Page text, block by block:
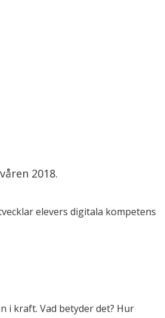
2018.
elevers digitala kompetens
i kraft. Vad betyder det? Hur